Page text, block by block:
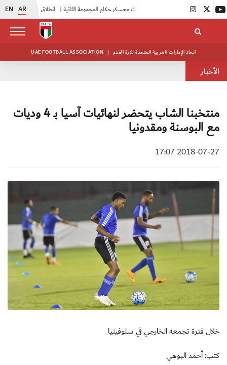
EN AR انطلاق منافسات بطولة النخبة لحرس الرئاسة |
UAE FOOTBALL ASSOCIATION | اتحاد الإمارات العربية المتحدة لكرة القدم
الأخبار
منتخبنا الشاب يتحضر لنهائيات آسيا بـ 4 وديات
مع البوسنة ومقدونيا
2018-07-27 17:07
خلال فترة تجمعه الخارجي في سلوفينيا
كتب: أحمد البوهي